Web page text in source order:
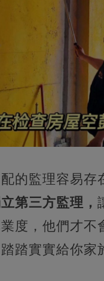
的監理容易存
第三方監理，
度，他們才不
踏實實給你家